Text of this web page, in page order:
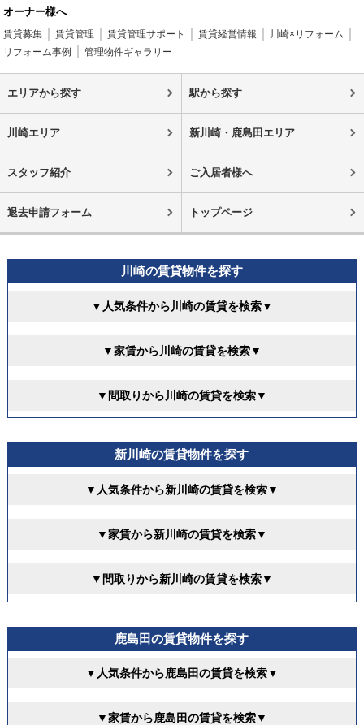
オーナー様へ
賃貸募集 賃貸管理 賃貸管理サポート 賃貸経営情報
川崎×リフォーム
リフォーム事例
管理物件ギャラリー
エリアから探す 駅から探す
川崎エリア 新川崎・鹿島田エリア
スタッフ紹介 ご入居者様へ
退去申請フォーム トップページ
川崎の賃貸物件を探す
▼人気条件から川崎の賃貸を検索▼
▼家賃から川崎の賃貸を検索▼
▼間取りから川崎の賃貸を検索▼
新川崎の賃貸物件を探す
▼人気条件から新川崎の賃貸を検索▼
▼家賃から新川崎の賃貸を検索▼
▼間取りから新川崎の賃貸を検索▼
鹿島田の賃貸物件を探す
▼人気条件から鹿島田の賃貸を検索▼
▼家賃から鹿島田の賃貸を検索▼